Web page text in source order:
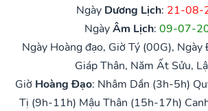
Ngày Dương Lịch: 21-08-
NgàyÂm Lịch: 09-07-
Ngày Hoàng đạo, Giờ Tý (00G),
Giáp Thân, Năm Ất Sửu,
Giờ Hoàng Đạo: Nhâm Dần (3h-5h)
Tị (9h-11h) Mậu Thân (15h-17h)